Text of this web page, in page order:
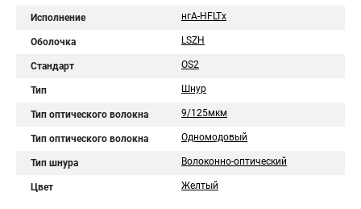
Исполнение нгА-HFLTx
Оболочка LSZH
Стандарт OS2
Тип Шнур
Тип оптического волокна 9/125мкм
Тип оптического волокна Одномодовый
Тип шнура Волоконно-оптический
Цвет Желтый